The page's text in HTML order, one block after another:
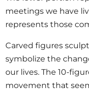
meetings we have
represents those
Carved figures
symbolize the
our lives. The 10-
movement that